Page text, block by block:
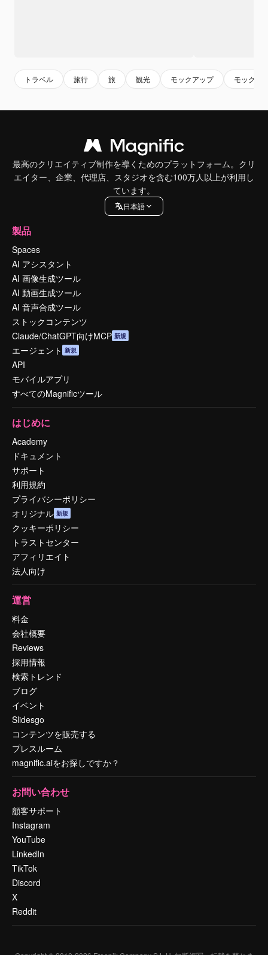
トラベル 旅行 旅 観光 モックアップ モック
最高のクリエイティブ制作を導くためのプラットフォーム。クリ
エイター、企業、代理店、スタジオを含む100万人以上が利用し
ています。
日本語
製品
Spaces
AI アシスタント
AI 画像生成ツール
AI 動画生成ツール
AI 音声合成ツール
ストックコンテンツ
Claude/ChatGPT向けMCP 新規
エージェント 新規
API
モバイルアプリ
すべてのMagnificツール
はじめに
Academy
ドキュメント
サポート
利用規約
プライバシーポリシー
オリジナル 新規
クッキーポリシー
トラストセンター
アフィリエイト
法人向け
運営
料金
会社概要
Reviews
採用情報
検索トレンド
ブログ
イベント
Slidesgo
コンテンツを販売する
プレスルーム
magnific.aiをお探しですか？
お問い合わせ
顧客サポート
Instagram
YouTube
LinkedIn
TikTok
Discord
X
Reddit